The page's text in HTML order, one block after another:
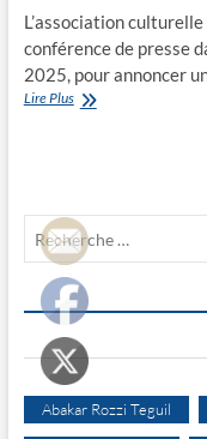
L’association culturelle
conférence de presse
2025, pour annoncer
Lire PlusMosaïque
Abakar Rozzi Teguil